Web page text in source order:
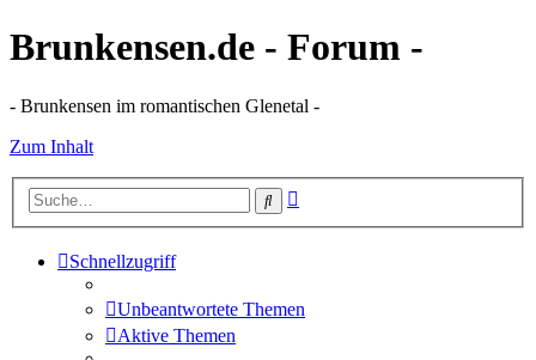
Brunkensen.de - Forum -
- Brunkensen im romantischen Glenetal -
Zum Inhalt
Suche
Schnellzugriff
Unbeantwortete Themen
Aktive Themen